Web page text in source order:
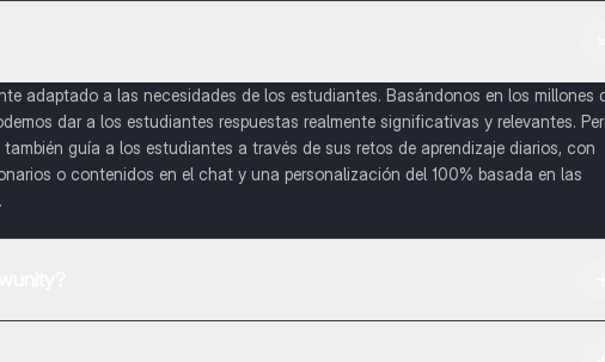
adaptado a las necesidades de los estudiantes. Basándonos en los millones
dar a los estudiantes respuestas realmente significativas y relevantes.
guía a los estudiantes a través de sus retos de aprendizaje diarios, con
o contenidos en el chat y una personalización del 100% basada en las